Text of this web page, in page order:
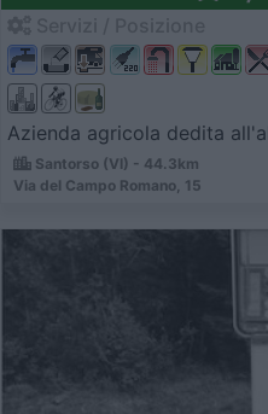
Azienda agricola dedita
Santorso (VI) - 44.3km
Via del Campo Romano, 15